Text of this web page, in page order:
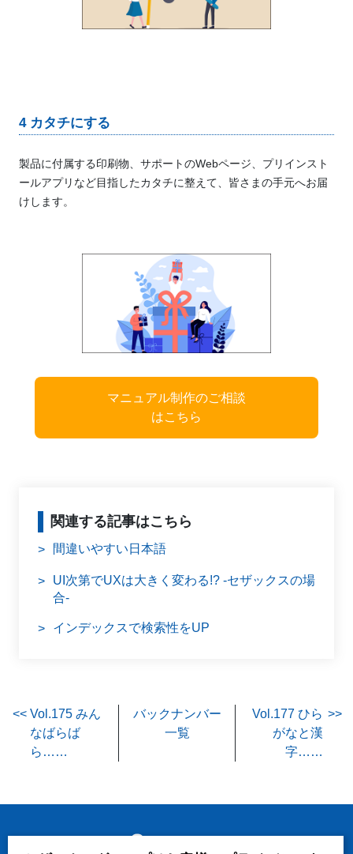
4 カタチにする
製品に付属する印刷物、サポートのWebページ、プリインスト
ールアプリなど目指したカタチに整えて、 皆さまの手元へお届
けします。
マニュアル制作のご相談
はこちら
関連する記事はこちら
> 間違いやすい日本語
>
UI次第でUXは大きく変わる!? -セザックスの場
合-
> インデックスで検索性をUP
Vol.175 みん
なばらば
ら……
バックナンバー
一覧
Vol.177 ひら
がなと漢
字……